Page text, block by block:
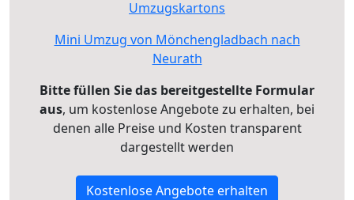
Umzugskartons
Mini Umzug von Mönchengladbach nach
Neurath
Bitte füllen Sie das bereitgestellte Formular
aus, um kostenlose Angebote zu erhalten, bei
denen alle Preise und Kosten transparent
dargestellt werden
Kostenlose Angebote erhalten